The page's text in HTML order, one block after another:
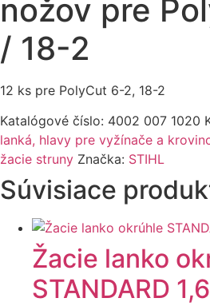
nožov pre
/ 18-2
12 ks pre PolyCut 6-2, 18-2
Katalógové číslo: 4002 007 1020
lanká, hlavy pre vyžínače a
žacie struny Značka: STIHL
Súvisiace
Žacie lanko
STANDARD